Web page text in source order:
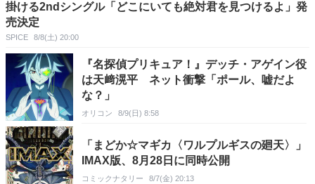
掛ける2ndシングル「どこにいても絶対君を見つけるよ」発
売決定
SPICE 8/8(土) 20:00
『名探偵プリキュア！』デッチ・アゲイン役
は天﨑滉平 ネット衝撃「ポール、嘘だよ
な？」
オリコン 8/9(日) 8:58
「まどか☆マギカ〈ワルプルギスの廻天〉」
IMAX版、8月28日に同時公開
コミックナタリー 8/7(金) 20:13